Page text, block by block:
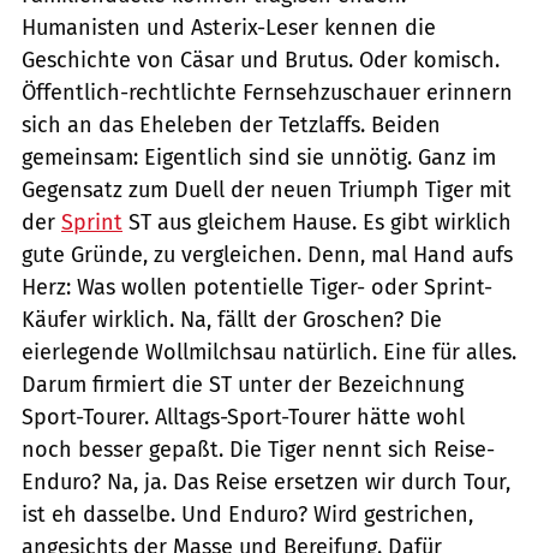
Humanisten und Asterix-Leser kennen die
Geschichte von Cäsar und Brutus. Oder komisch.
Öffentlich-rechtlichte Fernsehzuschauer erinnern
sich an das Eheleben der Tetzlaffs. Beiden
gemeinsam: Eigentlich sind sie unnötig. Ganz im
Gegensatz zum Duell der neuen Triumph Tiger mit
der Sprint ST aus gleichem Hause. Es gibt wirklich
gute Gründe, zu vergleichen. Denn, mal Hand aufs
Herz: Was wollen potentielle Tiger- oder Sprint-
Käufer wirklich. Na, fällt der Groschen? Die
eierlegende Wollmilchsau natürlich. Eine für alles.
Darum firmiert die ST unter der Bezeichnung
Sport-Tourer. Alltags-Sport-Tourer hätte wohl
noch besser gepaßt. Die Tiger nennt sich Reise-
Enduro? Na, ja. Das Reise ersetzen wir durch Tour,
ist eh dasselbe. Und Enduro? Wird gestrichen,
angesichts der Masse und Bereifung. Dafür